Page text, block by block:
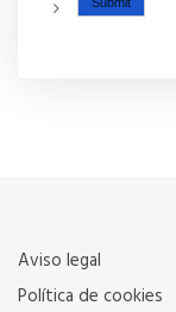
Aviso legal
Política de cookies